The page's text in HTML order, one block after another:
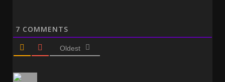
7 COMMENTS
Oldest